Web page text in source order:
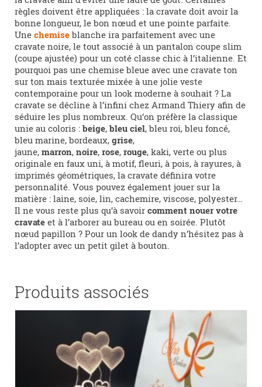
règles doivent être appliquées : la cravate doit avoir la
bonne longueur, le bon nœud et une pointe parfaite.
Une chemise blanche ira parfaitement avec une
cravate noire, le tout associé à un pantalon coupe slim
(coupe ajustée) pour un coté classe chic à l’italienne. Et
pourquoi pas une chemise bleue avec une cravate ton
sur ton mais texturée mixée à une jolie veste
contemporaine pour un look moderne à souhait ? La
cravate se décline à l’infini chez Armand Thiery afin de
séduire les plus nombreux. Qu’on préfère la classique
unie au coloris :beige,bleu ciel, bleu roi, bleu foncé,
bleu marine, bordeaux, grise,
jaune, marron, noire, rose, rouge, kaki, verte ou plus
originale en faux uni, à motif, fleuri, à pois, à rayures, à
imprimés géométriques, la cravate définira votre
personnalité. Vous pouvez également jouer sur la
matière : laine, soie, lin, cachemire, viscose, polyester…
Il ne vous reste plus qu’à savoir comment nouer votre
cravate et à l’arborer au bureau ou en soirée. Plutôt
nœud papillon ? Pour un look de dandy n’hésitez pas à
l’adopter avec un petit gilet à bouton.
Produits associés